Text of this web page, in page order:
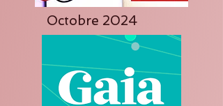
Octobre 2024